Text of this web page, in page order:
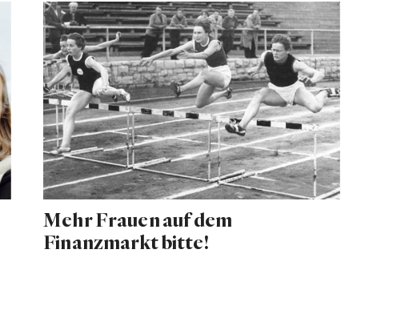
Mehr Frauen auf dem
Finanzmarkt bitte!